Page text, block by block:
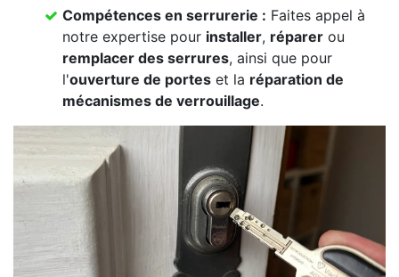
Compétences en serrurerie : Faites appel à
notre expertise pour installer, réparer ou
remplacer des serrures, ainsi que pour
l'ouverture de portes et la réparation de
mécanismes de verrouillage.